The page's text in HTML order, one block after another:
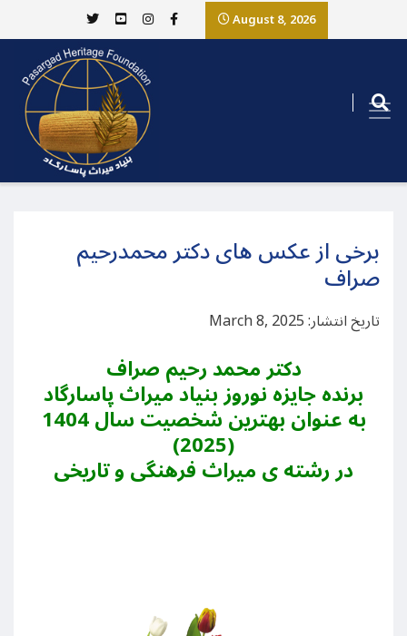
August 8, 2026
برخی از عکس های دکتر محمدرحیم
صراف
تاریخ انتشار: March 8, 2025
دکتر محمد رحیم صراف
برنده جایزه نوروز بنیاد میراث پاسارگاد
به عنوان بهترین شخصیت سال 1404
(2025)
در رشته ی میراث فرهنگی و تاریخی